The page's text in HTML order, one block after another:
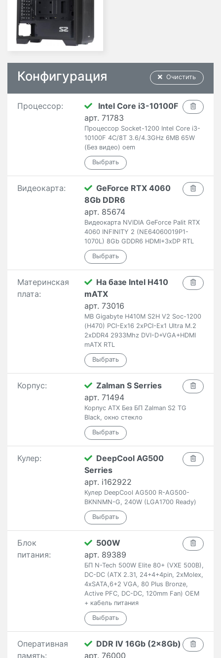
Очистить
Конфигурация
Процессор:
Intel Core i3-10100F
арт. 71783
Процессор Socket-1200 Intel Core i3-
10100F 4C/8T 3.6/4.3GHz 6MB 65W
(Без видео) oem
Видеокарта:
GeForce RTX 4060
8Gb DDR6
арт. 85674
Видеокарта NVIDIA GeForce Palit RTX
4060 INFINITY 2 (NE64060019P1-
1070L) 8Gb GDDR6 HDMI+3xDP RTL
Материнская
плата:
На базе Intel H410
mATX
арт. 73016
MB Gigabyte H410M S2H V2 Soc-1200
(H470) PCI-Ex16 2xPCI-Ex1 Ultra M.2
2xDDR4 2933Mhz DVI-D+VGA+HDMI
mATX RTL
Корпус:
Zalman S Serries
арт. 71494
Корпус ATX Без БП Zalman S2 TG
Black, окно стекло
Кулер:
DeepCool AG500
Serries
арт. i162922
Кулер DeepCool AG500 R-AG500-
BKNNMN-G, 240W (LGA1700 Ready)
Блок
питания:
500W
арт. 89389
БП N-Tech 500W Elite 80+ (VXE 500B),
DC-DC (ATX 2.31, 24+4+4pin, 2xMolex,
4xSATA,6+2 VGA, 80 Plus Bronze,
Active PFC, DC-DC, 120mm Fan) OEM
+ кабель питания
Оперативная
память:
DDR IV 16Gb (2x8Gb)
арт. 76000